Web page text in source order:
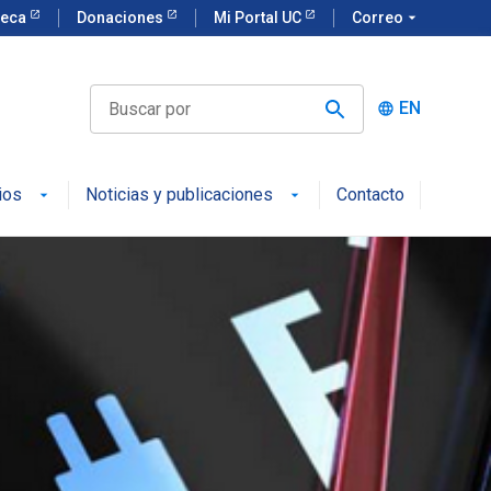
Donaciones Mi Portal UC Correo arrow_drop_down
language EN
Noticias y publicaciones Contacto